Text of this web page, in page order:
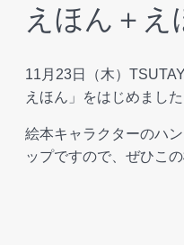
えほん＋え
11月23日（木）
えほん」をはじめました
絵本キャラクターのハ
ップですので、ぜひこ